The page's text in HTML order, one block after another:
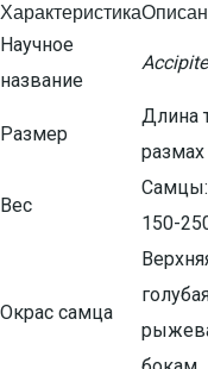
Характеристика
Научное
название
Размер
Длина
Вес
Самцы:
150-
Окрас самца